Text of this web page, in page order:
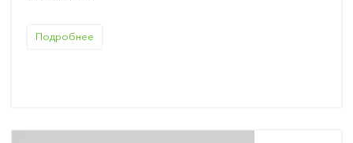
Подробнее